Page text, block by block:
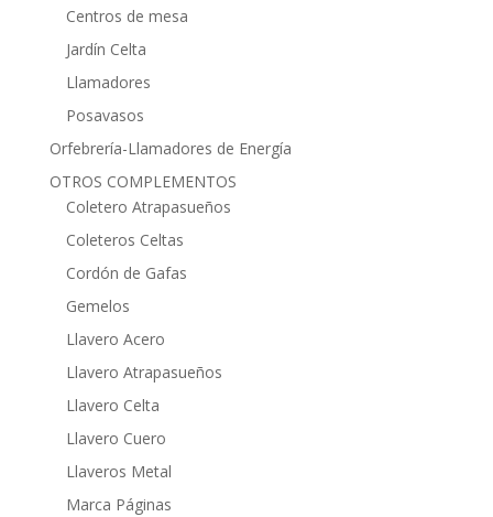
Centros de mesa
Jardín Celta
Llamadores
Posavasos
Orfebrería-Llamadores de Energía
OTROS COMPLEMENTOS
Coletero Atrapasueños
Coleteros Celtas
Cordón de Gafas
Gemelos
Llavero Acero
Llavero Atrapasueños
Llavero Celta
Llavero Cuero
Llaveros Metal
Marca Páginas